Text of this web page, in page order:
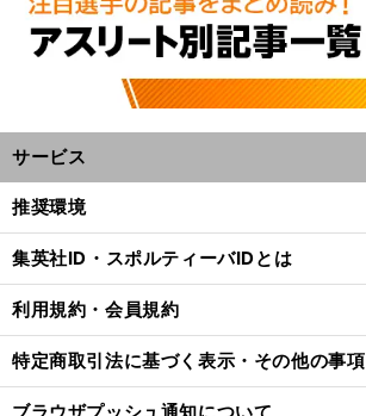
当
」
。
、
.
サービス
推奨環境
集英社ID・スポルティーバIDとは
利用規約・会員規約
特定商取引法に基づく表示・その他の事項